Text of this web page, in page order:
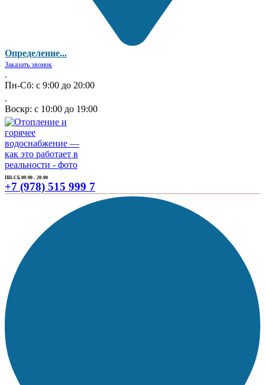
Определение...
Заказать звонок
.
Пн-Сб: с 9:00 до 20:00
.
Воскр: с 10:00 до 19:00
ПН-СБ 09:00 - 20:00
+7 (978) 515 999 7